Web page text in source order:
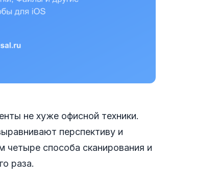
не хуже офисной техники.
перспективу и
четыре способа сканирования и
раза.